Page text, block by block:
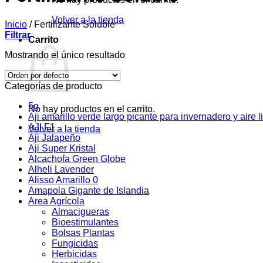
Volver a la tienda
Carrito
No hay productos en el carrito.
Volver a la tienda
Inicio /Fertilizante Soluble
Filtrar
Mostrando el único resultado
Categorías de producto
5g
Aji amarillo verde largo picante para invernadero y aire
AJI F1
Aji Jalapeño
Aji Super Kristal
Alcachofa Green Globe
Alheli Lavender
Alisso Amarillo 0
Amapola Gigante de Islandia
Area Agrícola
Almacigueras
Bioestimulantes
Bolsas Plantas
Fungicidas
Herbicidas